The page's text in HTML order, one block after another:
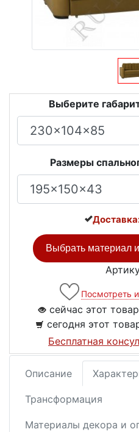
Выберите
Размеры
Выбрать материал
Посмотреть
сейчас этот
сегодня этот
Бесплатная
Описание
Трансформация
Материалы декора и